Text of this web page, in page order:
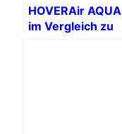
HOVERAir AQUA
im Vergleich zu